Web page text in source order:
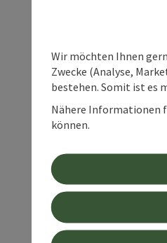
Wir möchten Ihnen
Zwecke (Analyse,
bestehen. Somit ist es
Nähere Informationen
können.